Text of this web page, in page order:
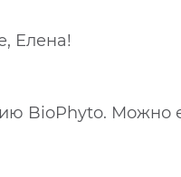
Елена!
BioPhyto. Можно